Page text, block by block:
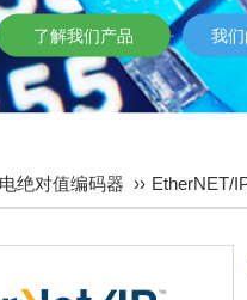
TCP绝对值编码器
IO绝对值编码器
DP绝对值编码器
了解我们产品 我
绝对值编码器 EtherNET/